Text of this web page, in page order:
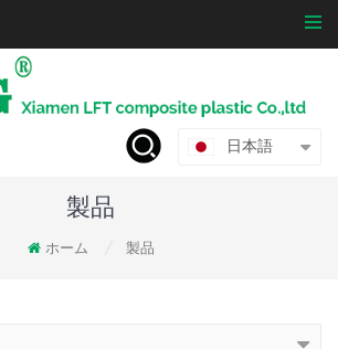
日本語
製品
ホーム 製品